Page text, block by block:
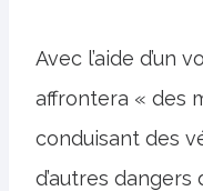
Avec l’aide d’un
affrontera « des
conduisant des
d’autres